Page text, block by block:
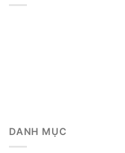
DANH MỤC